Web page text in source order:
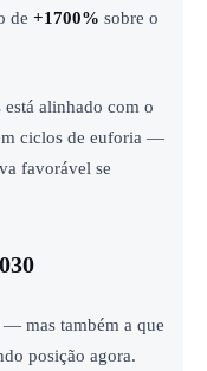
de +1700% sobre o
está alinhado com o
ciclos de euforia —
favorável se
— mas também a que
posição agora.